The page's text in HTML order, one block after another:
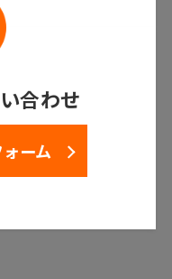
合わせ
ーム